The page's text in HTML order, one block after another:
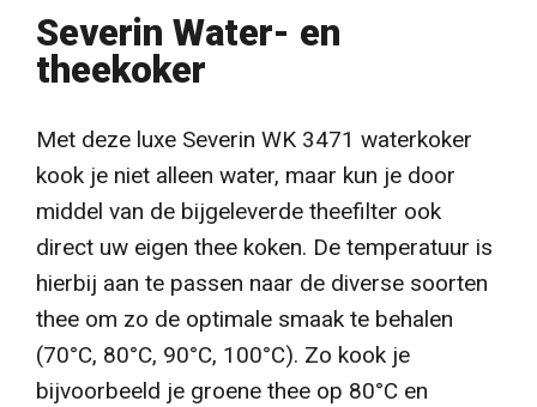
Severin Water- en
theekoker
Met deze luxe Severin WK 3471 waterkoker
kook je niet alleen water, maar kun je door
middel van de bijgeleverde theefilter ook
direct uw eigen thee koken. De temperatuur is
hierbij aan te passen naar de diverse soorten
thee om zo de optimale smaak te behalen
(70°C, 80°C, 90°C, 100°C). Zo kook je
bijvoorbeeld je groene thee op 80°C en